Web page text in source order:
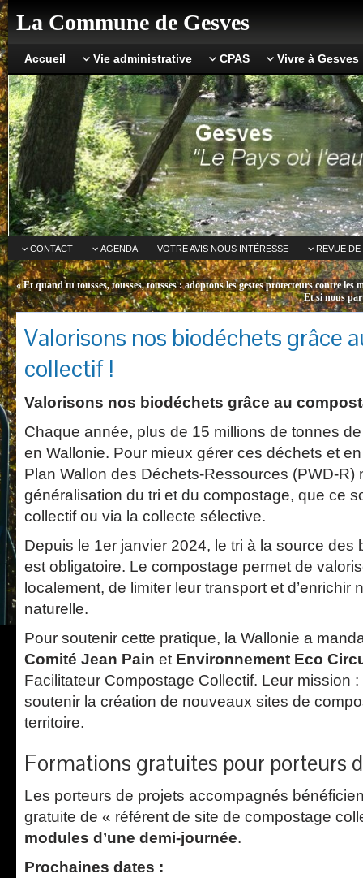
La Commune de Gesves
Accueil Vie administrative CPAS Vivre à Gesves
CONTACT AGENDA VOTRE AVIS NOUS INTÉRESSE REVUE DE
«Et quand tu tousses, tousses, tousses : adoptons les gestes protecteurs contre les
Et si nous
Valorisons nos biodéchets grâce
collectif !
Valorisons nos biodéchets grâce au
Chaque année, plus de 15 millions de tonnes
en Wallonie. Pour mieux gérer ces déchets et
Plan Wallon des Déchets-Ressources (PWD-R)
généralisation du tri et du compostage, que ce
collectif ou via la collecte sélective.
Depuis le 1er janvier 2024, le tri à la source des
est obligatoire. Le compostage permet de
localement, de limiter leur transport et d’enrichir
naturelle.
Pour soutenir cette pratique, la Wallonie a
Comité Jean Pain et Environnement Eco
Facilitateur Compostage Collectif. Leur mission
soutenir la création de nouveaux sites de
territoire.
Formations gratuites pour porteurs
Les porteurs de projets accompagnés
gratuite de « référent de site de compostage
modules d’une demi-journée.
Prochaines dates :